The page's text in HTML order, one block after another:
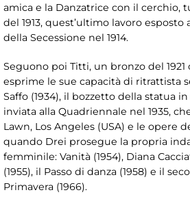
amica e la Danzatrice con il cerchio,
del 1913, quest’ultimo lavoro esposto
della Secessione nel 1914.
Seguono poi Titti, un bronzo del
esprime le sue capacità di ritrattista
Saffo (1934), il bozzetto della statua
inviata alla Quadriennale nel 1935,
Lawn, Los Angeles (USA) e le opere
quando Drei prosegue la propria
femminile: Vanità (1954), Diana
(1955), il Passo di danza (1958) e il
Primavera (1966).